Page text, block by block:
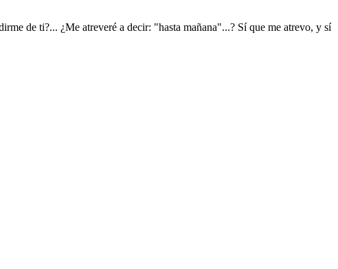
de ti?... ¿Me atreveré a decir: "hasta mañana"...? Sí que me atrevo, y sí